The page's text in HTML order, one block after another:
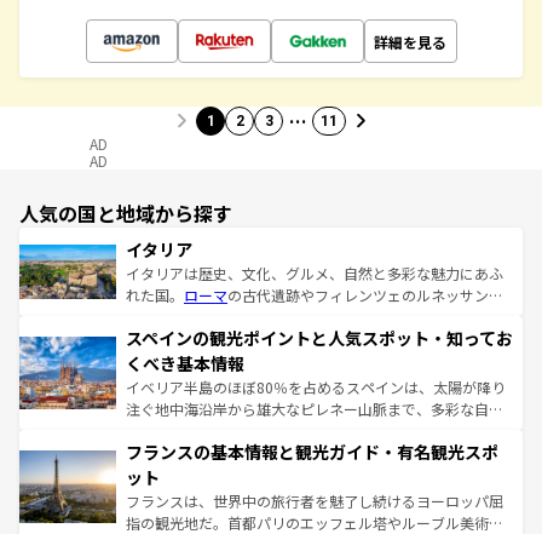
詳細を見る
1 2 3 … 11
AD
AD
人気の国と地域から探す
イタリア
イタリアは歴史、文化、グルメ、自然と多彩な魅力にあふ
れた国。 ローマの古代遺跡やフィレンツェのルネッサンス
ろん、トスカーナの美しい田園風景やアマルフィ海岸の絶
景など、自然景観も見逃せない。観光の合間には、本場の
ピザやパスタなど、絶品のイタリア料理を堪能することも
できる。朝目覚めてから夜眠るまで、すべての瞬間を楽し
なお、新着のイタリア情報はコンテンツ一覧を参照してほ
しい。
スペインの観光ポイントと人気スポット・知ってお
くべき基本情報
イベリア半島のほぼ80％を占めるスペインは、太陽が降り
注ぐ地中海沿岸から雄大なピレネー山脈まで、多彩な自然
文化が根付くこの国では、情熱的なフラメンコ、熱気あふ
れる闘牛、そして美味しいタパスが生活の一部となってい
る。首都マドリードの洗練された雰囲気や、バルセロナの
アートに溢れた街角から、地方では古代ローマ遺跡や中世
フランスの基本情報と観光ガイド・有名観光スポ
ット
フランスは、世界中の旅行者を魅了し続けるヨーロッパ屈
指の観光地だ。首都パリのエッフェル塔やルーブル美術館